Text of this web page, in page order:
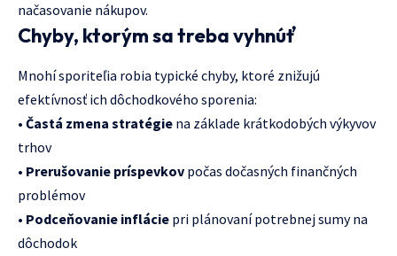
načasovanie nákupov.
Chyby, ktorým sa treba vyhnúť
Mnohí sporiteľia robia typické chyby, ktoré znižujú
efektívnosť ich dôchodkového sporenia:
• Častá zmena stratégie na základe krátkodobých výkyvov
trhov
• Prerušovanie príspevkov počas dočasných finančných
problémov
• Podceňovanie inflácie pri plánovaní potrebnej sumy na
dôchodok